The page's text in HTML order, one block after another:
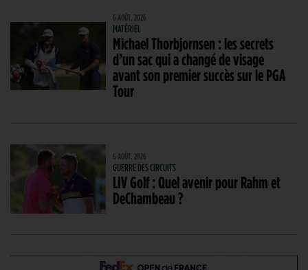
6 AOÛT. 2026
MATÉRIEL
Michael Thorbjornsen : les secrets
d’un sac qui a changé de visage
avant son premier succès sur le PGA
Tour
6 AOÛT. 2026
GUERRE DES CIRCUITS
LIV Golf : Quel avenir pour Rahm et
DeChambeau ?